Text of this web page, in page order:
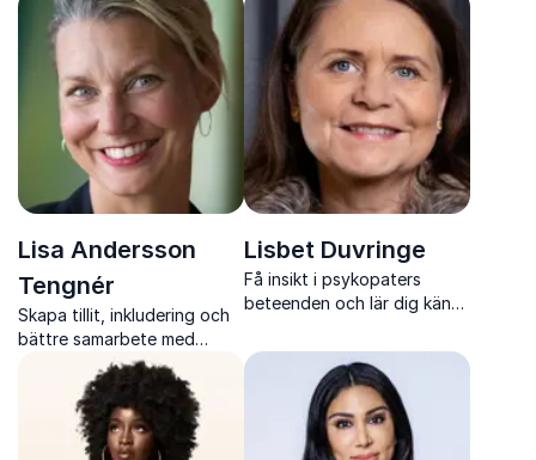
och öppnar dörrar för fler.
driver jämställdhetsfrågor
framåt.
Lisa Andersson
Tengnér
Skapa tillit, inkludering och
bättre samarbete med
konkreta verktyg för
bemötande och
arbetsplatskultur.
Lisbet Duvringe
Få insikt i psykopaters
beteenden och lär dig känna
Lisbet Duvringes
engagerande föreläsningar.